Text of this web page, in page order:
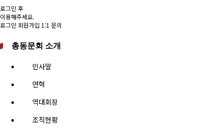
로그인 후
이용해주세요.
로그인 회원가입 1:1 문의
총동문회 소개
인사말
연혁
역대회장
조직현황